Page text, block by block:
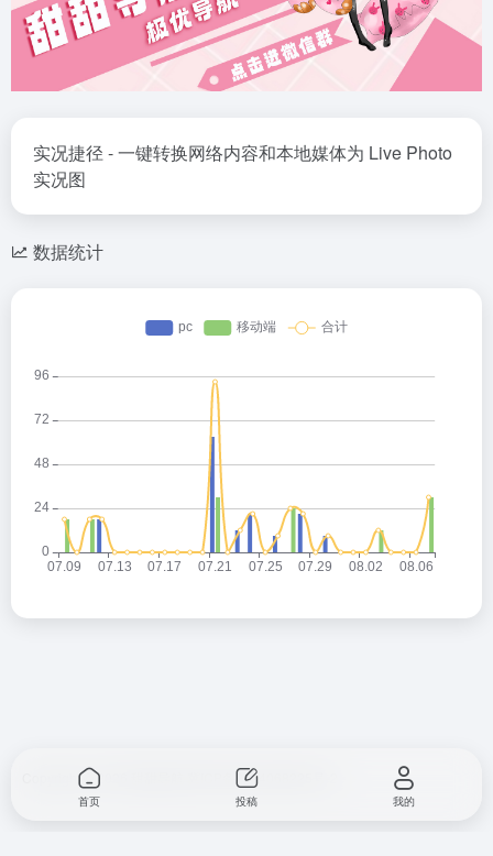
实况捷径 - 一键转换网络内容和本地媒体为 Live Photo
实况图
数据统计
Copyright © 2026 冀ICP备2024068225号-2
首页 投稿 我的